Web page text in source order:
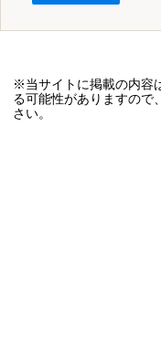
※当サイトに掲載の内容
る可能性がありますので
さい。